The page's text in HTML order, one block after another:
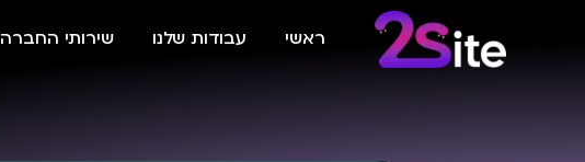
ראשי עבודות שלנו שירותי החברה